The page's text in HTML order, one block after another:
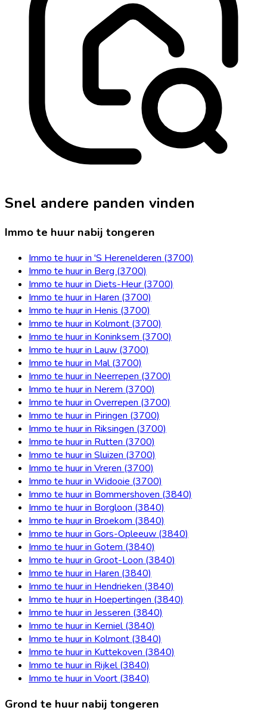
Snel andere panden vinden
Immo te huur nabij tongeren
Immo te huur in 'S Herenelderen (3700)
Immo te huur in Berg (3700)
Immo te huur in Diets-Heur (3700)
Immo te huur in Haren (3700)
Immo te huur in Henis (3700)
Immo te huur in Kolmont (3700)
Immo te huur in Koninksem (3700)
Immo te huur in Lauw (3700)
Immo te huur in Mal (3700)
Immo te huur in Neerrepen (3700)
Immo te huur in Nerem (3700)
Immo te huur in Overrepen (3700)
Immo te huur in Piringen (3700)
Immo te huur in Riksingen (3700)
Immo te huur in Rutten (3700)
Immo te huur in Sluizen (3700)
Immo te huur in Vreren (3700)
Immo te huur in Widooie (3700)
Immo te huur in Bommershoven (3840)
Immo te huur in Borgloon (3840)
Immo te huur in Broekom (3840)
Immo te huur in Gors-Opleeuw (3840)
Immo te huur in Gotem (3840)
Immo te huur in Groot-Loon (3840)
Immo te huur in Haren (3840)
Immo te huur in Hendrieken (3840)
Immo te huur in Hoepertingen (3840)
Immo te huur in Jesseren (3840)
Immo te huur in Kerniel (3840)
Immo te huur in Kolmont (3840)
Immo te huur in Kuttekoven (3840)
Immo te huur in Rijkel (3840)
Immo te huur in Voort (3840)
Grond te huur nabij tongeren